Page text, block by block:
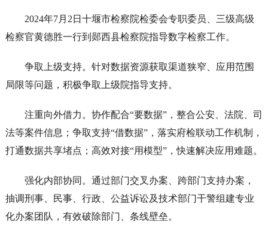
2024年7月2日十堰市检察院检委会专职委员、三级高级
检察官黄德胜一行到郧西县检察院指导数字检察工作。
争取上级支持。针对数据资源获取渠道狭窄、应用范围
局限等问题，积极争取上级院指导支持。
注重向外借力。协作配合“要数据”，整合公安、法院、司
法等案件信息；争取支持“借数据”，落实府检联动工作机制，
打通数据共享堵点；高效对接“用模型”，快速解决应用难题。
强化内部协同。通过部门交叉办案、跨部门支持办案，
抽调刑事、民事、行政、公益诉讼及技术部门干警组建专业
化办案团队，有效破除部门、条线壁垒。